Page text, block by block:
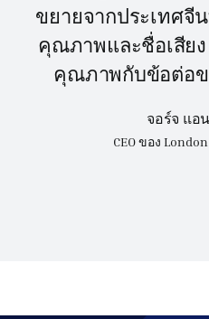
ขยายจากประเทศ
คุณภาพและชื่อเสีย
คุณภาพกับข้อต่อข
จอร์จ แอ
CEO ของ